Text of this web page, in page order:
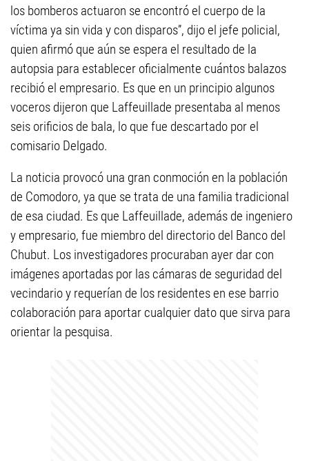
los bomberos actuaron se encontró el cuerpo de la
víctima ya sin vida y con disparos”, dijo el jefe policial,
quien afirmó que aún se espera el resultado de la
autopsia para establecer oficialmente cuántos balazos
recibió el empresario. Es que en un principio algunos
voceros dijeron que Laffeuillade presentaba al menos
seis orificios de bala, lo que fue descartado por el
comisario Delgado.
La noticia provocó una gran conmoción en la población
de Comodoro, ya que se trata de una familia tradicional
de esa ciudad. Es que Laffeuillade, además de ingeniero
y empresario, fue miembro del directorio del Banco del
Chubut. Los investigadores procuraban ayer dar con
imágenes aportadas por las cámaras de seguridad del
vecindario y requerían de los residentes en ese barrio
colaboración para aportar cualquier dato que sirva para
orientar la pesquisa.